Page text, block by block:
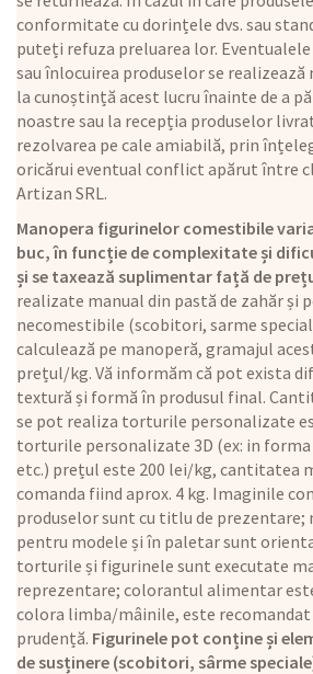
conformitate cu dorințele dvs. sau
puteți refuza preluarea lor.
sau înlocuirea produselor se realizează
la cunoștință acest lucru înainte de a
noastre sau la recepția produselor
rezolvarea pe cale amiabilă, prin
oricărui eventual conflict apărut între
Artizan SRL.
Manopera figurinelor comestibile
buc, în funcție de complexitate și
și se taxează suplimentar față de
realizate manual din pastă de zahăr și
necomestibile (scobitori, sarme
calculează pe manoperă, gramajul
prețul/kg. Vă informăm că pot exista
textură și formă în produsul final.
se pot realiza torturile personalizate
torturile personalizate 3D (ex: in
etc.) prețul este 200 lei/kg, cantitatea
comanda fiind aprox. 4 kg. Imaginile
produselor sunt cu titlu de
pentru modele și în paletar sunt
torturile și figurinele sunt executate
reprezentare; colorantul alimentar
colora limba/mâinile, este recomandat
prudență. Figurinele pot conține și
de susținere (scobitori, sârme